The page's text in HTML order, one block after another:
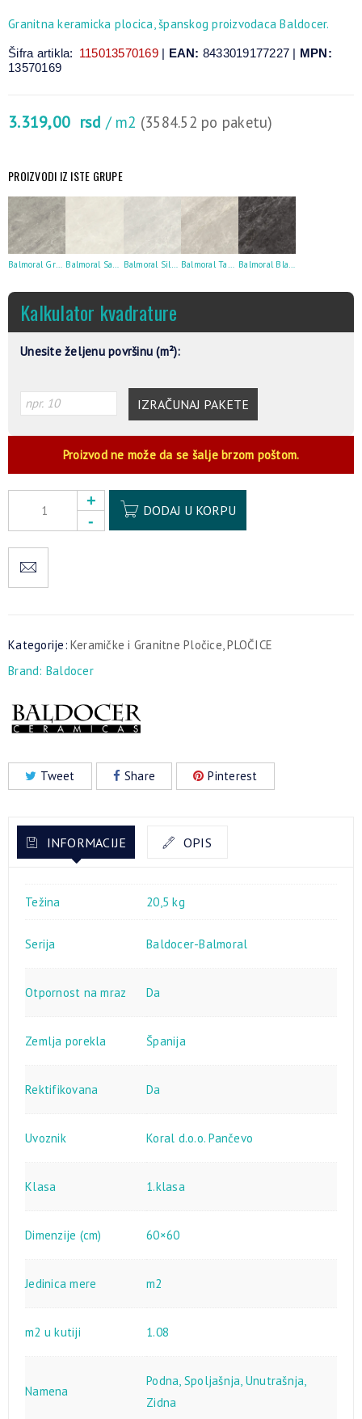
Granitna keramicka plocica, španskog proizvodaca Baldocer.
Šifra artikla: 115013570169| EAN: 8433019177227 | MPN:
13570169
3.319,00 rsd / m2 (3584.52 po paketu)
PROIZVODI IZ ISTE GRUPE
Balmoral Grey rect 60×60 Balmoral Sand rect 60×60 Balmoral Silver rect 60×60 Balmoral Taupe rect 60×60 Balmoral Black rect 60×60
Kalkulator kvadrature
Unesite željenu površinu (m²):
IZRAČUNAJ PAKETE
Proizvod ne može da se šalje brzom poštom.
DODAJ U KORPU
Kategorije: Keramičke i Granitne Pločice,PLOČICE
Brand: Baldocer
Tweet Share Pinterest
INFORMACIJE OPIS
Težina 20,5 kg
Serija Baldocer-Balmoral
Otpornost na mraz Da
Zemlja porekla Španija
Rektifikovana Da
Uvoznik Koral d.o.o. Pančevo
Klasa 1.klasa
Dimenzije (cm) 60×60
Jedinica mere m2
m2 u kutiji 1.08
Namena
Podna, Spoljašnja, Unutrašnja,
Zidna